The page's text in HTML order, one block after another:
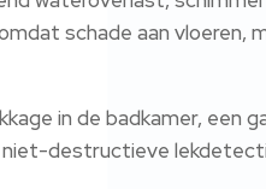
schade aan vloeren,
in de badkamer, een
destructieve